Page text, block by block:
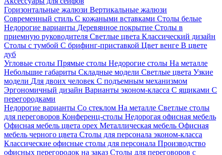
Горизонтальные жалюзи Вертикальные жалюзи
Современный стиль С кожаными вставками Столы белые
Недорогие варианты Деревянное покрытие Столы в
приемную руководителя Светлые цвета Классический дизайн
Столы с тумбой С брифинг-приставкой Цвет венге В цвете
дуб
Угловые столы Прямые столы Недорогие столы На металле
Небольшие габариты Складные модели Светлые цвета Узкие
модели Для двоих человек С подъемным механизмом
Эргономичный дизайн Варианты эконом-класса С ящиками С
перегородками
Недорогие варианты Со стеклом На металле Светлые столы
для переговоров Конференц-столы Недорогая офисная мебель
Офисная мебель цвета орех Металлическая мебель Офисная
мебель черного цвета Столы для персонала эконом-класса
Классические офисные столы для персонала Производство
офисных перегородок на заказ Столы для переговоров с